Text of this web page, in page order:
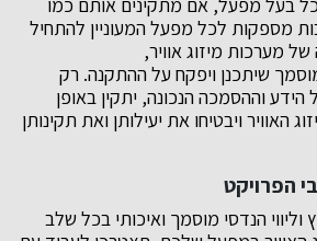
מספקות לכל מפעל המעוניין להתחיל
מערכות מיזוג אוויר,
שיתכנן ויפקח על ההתקנה. רק
הידע וההסמכה הנכונה, יתקין באופן
האוויר ויבטיחו את יעילותן ואת תקינותן
הפרויקט
וליווי הנדסי מוסמך ואיכותי בכל שלב